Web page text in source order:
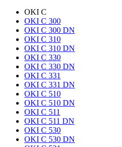
OKI C
OKI C 300
OKI C 300 DN
OKI C 310
OKI C 310 DN
OKI C 330
OKI C 330 DN
OKI C 331
OKI C 331 DN
OKI C 510
OKI C 510 DN
OKI C 511
OKI C 511 DN
OKI C 530
OKI C 530 DN